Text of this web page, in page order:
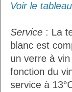
Voir le
Service : La
blanc est
un verre à
fonction du
service à